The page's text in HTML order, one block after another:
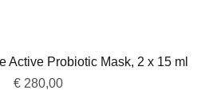
Active Probiotic Mask, 2 x 15 ml
Prijs
€ 280,00